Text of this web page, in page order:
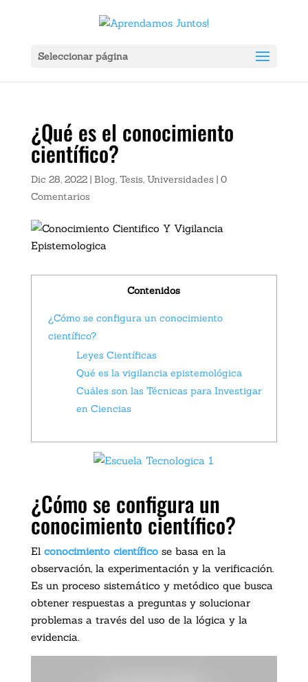
Portátil Gadnic Power Bank 20000mah 2 Usb Color Negro Carga
Seleccionar página
¿Qué es el conocimiento
científico?
Dic 28, 2022| Blog, Tesis, Universidades | 0
Comentarios
Contenidos
¿Cómo se configura un conocimiento
científico?
Leyes Científicas
Qué es la vigilancia epistemológica
Cuáles son las Técnicas para Investigar
en Ciencias
¿Cómo se configura un
conocimiento científico?
Elconocimiento científicose basa en la
observación, la experimentación y la verificación.
Es un proceso sistemático y metódico que busca
obtener respuestas a preguntas y solucionar
problemas a través del uso de la lógica y la
evidencia.